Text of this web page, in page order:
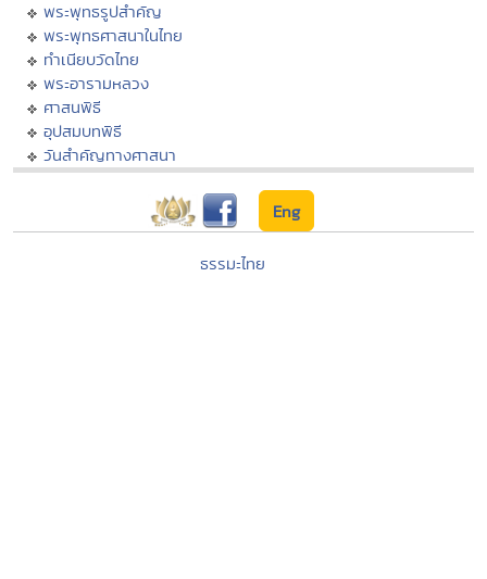
พระพุทธรูปสำคัญ
พระพุทธศาสนาในไทย
ทำเนียบวัดไทย
พระอารามหลวง
ศาสนพิธี
อุปสมบทพิธี
วันสำคัญทางศาสนา
Eng
ธรรมะไทย